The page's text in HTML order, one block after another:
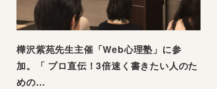
樺沢紫苑先生主催「Web心理塾」に参
加。「 プロ直伝！3倍速く書きたい人のた
めの…